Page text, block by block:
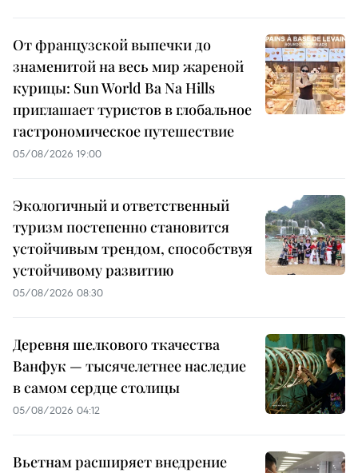
От французской выпечки до
знаменитой на весь мир жареной
курицы: Sun World Ba Na Hills
приглашает туристов в глобальное
гастрономическое путешествие
05/08/2026 19:00
Экологичный и ответственный
туризм постепенно становится
устойчивым трендом, способствуя
устойчивому развитию
05/08/2026 08:30
Деревня шелкового ткачества
Ванфук — тысячелетнее наследие
в самом сердце столицы
05/08/2026 04:12
Вьетнам расширяет внедрение